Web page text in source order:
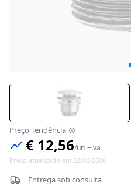
Preço Tendência
€ 12,56/un +iva
Preço atualizado em 22/02/2026
Entrega sob consulta